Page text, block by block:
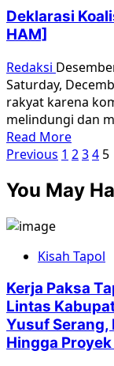
Ada
Kuburan
Massal
Deklarasi
HAM]
Redaksi
Saturday,
rakyat karena
melindungi dan
Read MoreRead
more
Koalisi
HAM
HAM]
Paginasi
pos
Previous 1 234 5
You May
Kisah Tapol
Kerja Paksa
Lintas
Yusuf Serang,
Hingga